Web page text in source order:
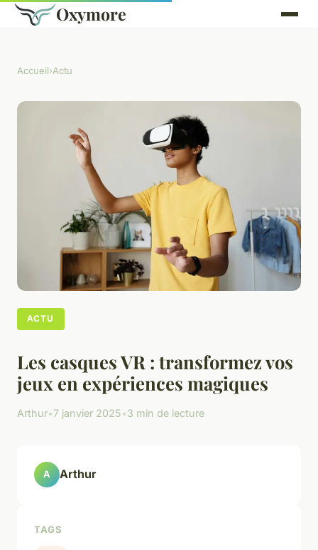
Oxymore
Accueil›Actu
ACTU
Les casques VR : transformez vos
jeux en expériences magiques
Arthur•7 janvier 2025•3 min de lecture
A Arthur
TAGS